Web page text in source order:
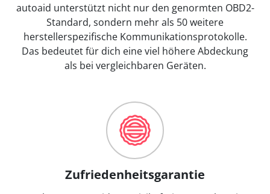
autoaid unterstützt nicht nur den genormten OBD2-
Standard, sondern mehr als 50 weitere
herstellerspezifische Kommunikationsprotokolle.
Das bedeutet für dich eine viel höhere Abdeckung
als bei vergleichbaren Geräten.
Zufriedenheitsgarantie